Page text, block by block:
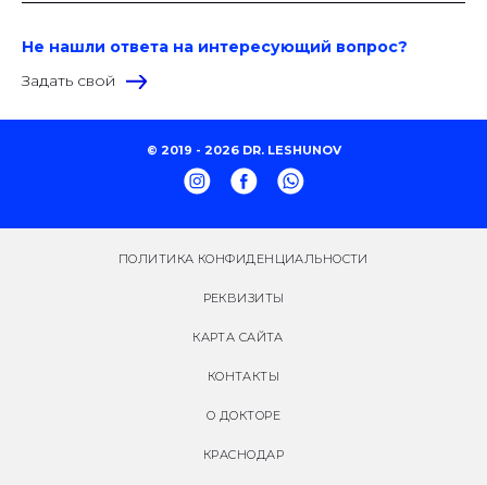
Не нашли ответа на интересующий вопрос?
Задать свой
© 2019 - 2026 DR. LESHUNOV
ПОЛИТИКА КОНФИДЕНЦИАЛЬНОСТИ
РЕКВИЗИТЫ
КАРТА САЙТА
КОНТАКТЫ
О ДОКТОРЕ
КРАСНОДАР